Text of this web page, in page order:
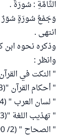
التَّامَّةِ : سُورَةٌ .
وَجَمْعُ سُورَةٍ
انتهى .
وذكره نحوه ابن
وانظر :
" النكت في القرآن الكريم "(ص
" أحكام القرآن "(3/ 331) - لابن العربي .
" لسان العرب " (4/ 386) - لابن منظور .
" تهذيب اللغة "(13/ 36)- للأزهري .
" الصحاح " (2/ 690)- للجوهري .